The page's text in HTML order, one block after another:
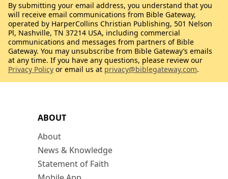
ABOUT
About
News & Knowledge
Statement of Faith
By submitting your email address, you understand that you
will receive email communications from Bible Gateway,
operated by HarperCollins Christian Publishing, 501 Nelson
Pl, Nashville, TN 37214 USA, including commercial
communications and messages from partners of Bible
Gateway. You may unsubscribe from Bible Gateway’s emails
at any time. If you have any questions, please review our
Privacy Policy or email us at privacy@biblegateway.com.